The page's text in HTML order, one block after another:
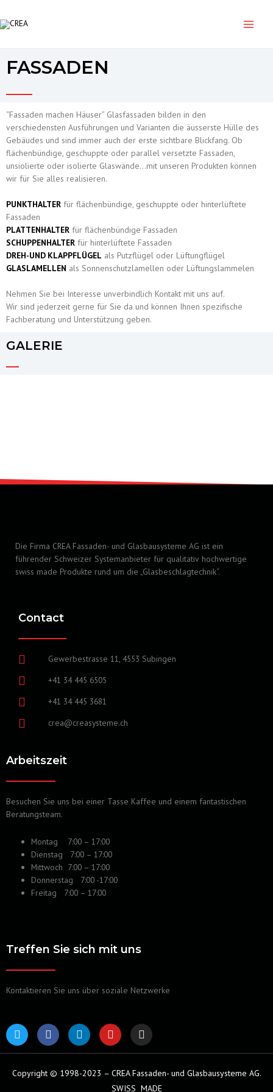
Inhalt
springen
FASSADEN
“Fassaden machen Häuser” Glasfassaden bilden in den
verschiedensten Ausführungen und Varianten die äusserste Hülle des
Gebäudes und sind immer auch der erste sichtbare Blickfang. Ob
flächenbündige, geschuppte oder parallel versetzte Fassaden,
unsiolierte oder isolierte Glaswände…mit unseren Produkten können
wir für Sie alles realisieren.
PUNKTHALTER für flächenbündige, geschuppte oder hinterlüftete
Fassaden
PLATTENHALTER für flächenbündige Fassaden
SCHUPPENHALTER für hinterlüftete Fassaden
DREH-UND KLAPPFLÜGEL als Putzflügel oder Lüftungflügel
GLASLAMELLEN als Sonnenschutzlamellen oder Lüftungslammelen
Nehmen Sie bei Interesse unverbindlich Kontakt mit uns auf.
Wir sind jederzeit gerne für Sie da und können Ihnen spezifische
Fachberatung und Unterstützung geben.
GALERIE
Die Firma CREA Fassaden- und Glasbausysteme AG ist ein
führender Schweizer Systemanbieter für qualitativ hochwertige
swiss made Produkte rund um die „Glasbeschlagtechnik“.
Contact
Gewerbestrasse 11, 4553 Subingen
+41 34 445 6505
+41 34 445 3681
crea@creasysteme.ch
Arbeitszeit
Besuchen Sie uns bei einer Tasse Kaffee und einem fantastischen
Beratungsteam.
Montag 7:00 – 17:00
Dienstag 7:00 – 17:00
Mittwoch 7:00 – 17:00
Donnerstag 7:00 -17:00
Freitag 7:00 – 17:00
Treffen Sie sich mit uns
Kontaktieren Sie uns über soziale Netzwerke
T
w
i
t
F
a
c
b
L
i
n
e
Y
o
u
u
b
I
n
s
a
g
Copyright © 1998-2023 – CREA Fassaden- und Glasbausysteme AG.
SWISS MADE